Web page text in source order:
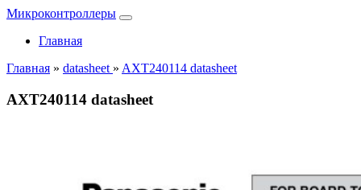
Микроконтроллеры
Главная
Главная » datasheet » AXT240114 datasheet
AXT240114 datasheet